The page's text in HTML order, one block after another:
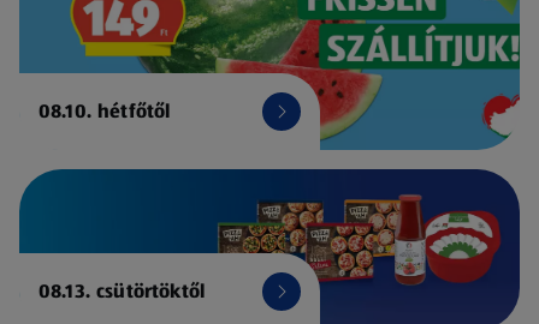
08.10. hétfőtől
08.13. csütörtöktől